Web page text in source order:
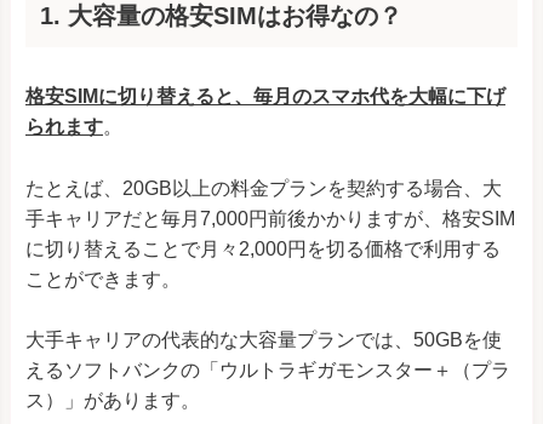
1. 大容量の格安SIMはお得なの？
格安SIMに切り替えると、毎月のスマホ代を大幅に下げ
られます。
たとえば、20GB以上の料金プランを契約する場合、大
手キャリアだと毎月7,000円前後かかりますが、格安SIM
に切り替えることで月々2,000円を切る価格で利用する
ことができます。
大手キャリアの代表的な大容量プランでは、50GBを使
えるソフトバンクの「ウルトラギガモンスター＋（プラ
ス）」があります。